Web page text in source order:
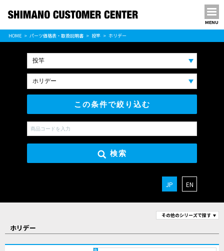
MENU
パーツ価格表
PARTS LIST
HOME パーツ価格表・取扱説明書 投竿 ホリデー
この条件で絞り込む
検索
JP EN
その他のシリーズで探す
ホリデー